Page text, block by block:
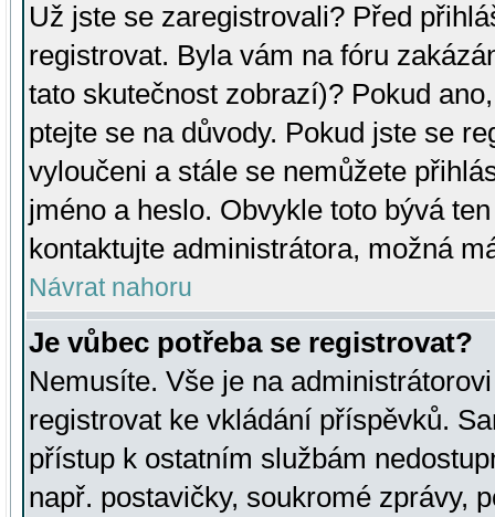
Už jste se zaregistrovali? Před
registrovat. Byla vám na fóru
tato skutečnost zobrazí)? Pokud
ptejte se na důvody. Pokud jste se
vyloučeni a stále se nemůžete
jméno a heslo. Obvykle toto bývá
kontaktujte administrátora, možná
Návrat nahoru
Je vůbec potřeba se registrovat?
Nemusíte. Vše je na
registrovat ke vkládání příspěvků.
přístup k ostatním službám
např. postavičky, soukromé zprávy,